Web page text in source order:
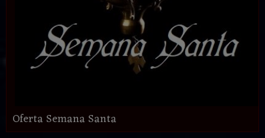
Oferta Semana Santa